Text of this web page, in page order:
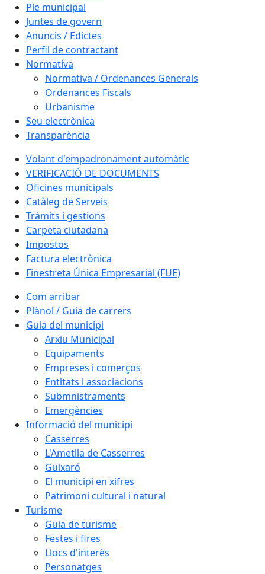
Ple municipal
Juntes de govern
Anuncis / Edictes
Perfil de contractant
Normativa
Normativa / Ordenances Generals
Ordenances Fiscals
Urbanisme
Seu electrònica
Transparència
Volant d'empadronament automàtic
VERIFICACIÓ DE DOCUMENTS
Oficines municipals
Catàleg de Serveis
Tràmits i gestions
Carpeta ciutadana
Impostos
Factura electrònica
Finestreta Única Empresarial (FUE)
Com arribar
Plànol / Guia de carrers
Guia del municipi
Arxiu Municipal
Equipaments
Empreses i comerços
Entitats i associacions
Submnistraments
Emergències
Informació del municipi
Casserres
L'Ametlla de Casserres
Guixaró
El municipi en xifres
Patrimoni cultural i natural
Turisme
Guia de turisme
Festes i fires
Llocs d'interès
Personatges